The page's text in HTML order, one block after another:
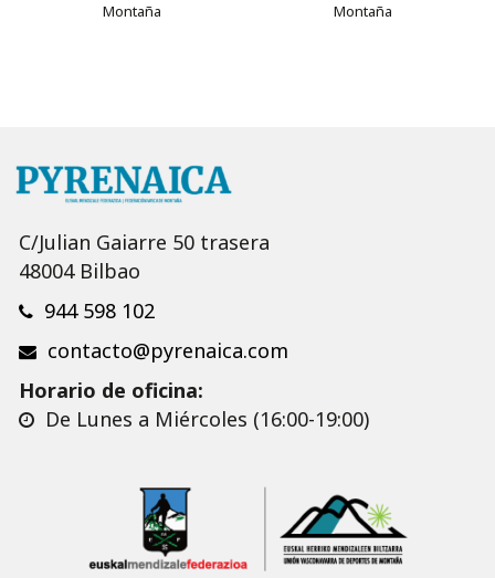
Montaña
Montaña
C/Julian Gaiarre 50 trasera
48004 Bilbao
944 598 102
contacto@pyrenaica.com
Horario de oficina:
De Lunes a Miércoles (16:00-19:00)